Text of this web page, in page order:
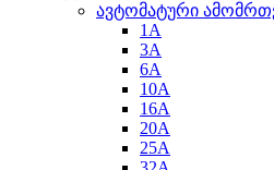
ავტომატური
1A
3A
6A
10A
16A
20A
25А